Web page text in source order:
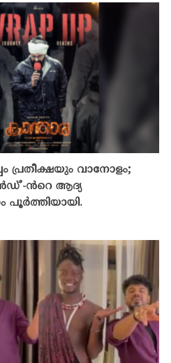
പ്രതീക്ഷയും വാനോളം;
ൻറെ ആദ്യ
പൂർത്തിയായി.